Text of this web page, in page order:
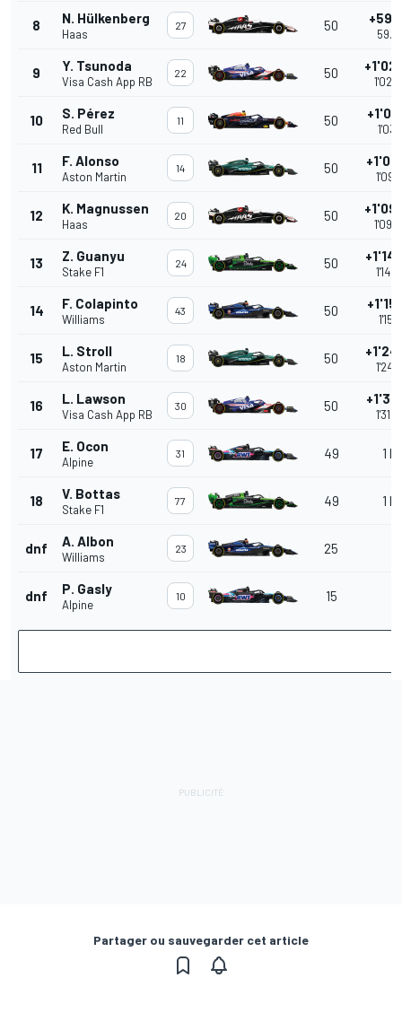
8 N. Hülkenberg
Haas
27 50
9 Y. Tsunoda
Visa Cash App RB
22 50
10 S. Pérez
Red Bull
11 50
11 F. Alonso
Aston Martin
14 50
12 K. Magnussen
Haas
20 50
13 Z. Guanyu
Stake F1
24 50
14 F. Colapinto
Williams
43 50
15 L. Stroll
Aston Martin
18 50
16 L. Lawson
Visa Cash App RB
30 50
17 E. Ocon
Alpine
31 49 1
18 V. Bottas
Stake F1
77 49 1
dnf A. Albon
Williams
23 25
dnf P. Gasly
Alpine
10 15
Partager ou sauvegarder cet article